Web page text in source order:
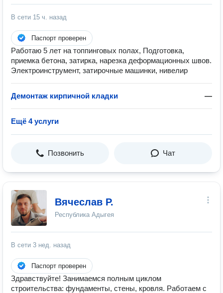
В сети 15 ч. назад
Паспорт проверен
Работаю 5 лет на топпинговых полах, Подготовка,
приемка бетона, затирка, нарезка деформационных швов.
Электроинструмент, затирочные машинки, нивелир
Демонтаж кирпичной кладки —
Ещё 4 услуги
Позвонить Чат
Вячеслав Р.
Республика Адыгея
В сети 3 нед. назад
Паспорт проверен
Здравствуйте! Занимаемся полным циклом
строительства: фундаменты, стены, кровля. Работаем с